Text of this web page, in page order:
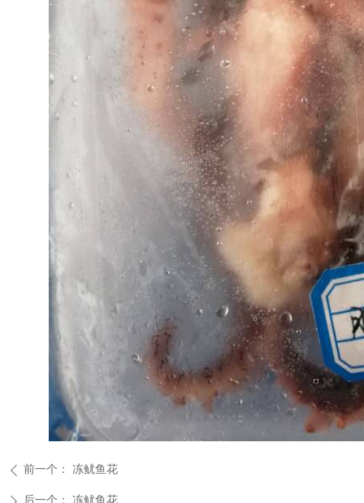
ꄴ 前一个： 冻鱿鱼花
后一个： 冻鱿鱼花